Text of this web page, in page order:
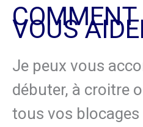
COMMENT
VOUS
Je peux vous
débuter, à croitre
tous vos